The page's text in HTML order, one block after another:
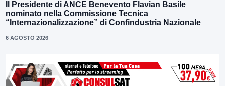
Il Presidente di ANCE Benevento Flavian Basile
nominato nella Commissione Tecnica
“Internazionalizzazione” di Confindustria Nazionale
6 AGOSTO 2026